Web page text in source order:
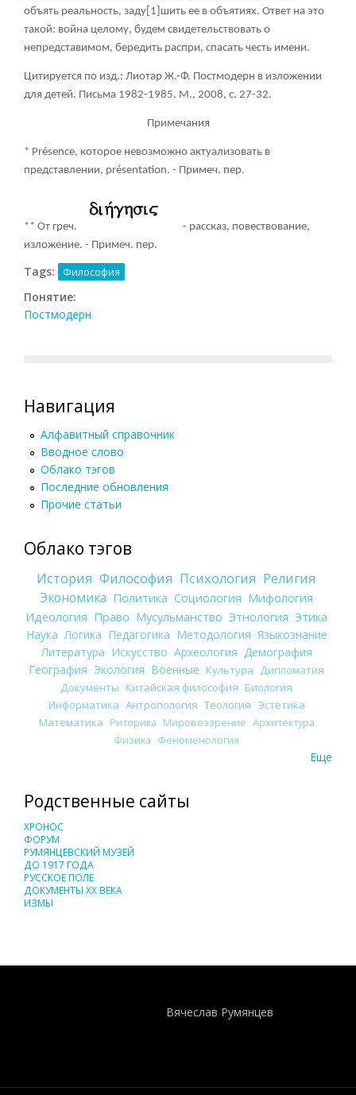
объять реальность, заду [1] шить ее в объятиях. Ответ на это
такой: война целому, будем свидетельствовать о
непредставимом, бередить распри, спасать честь имени.
Цитируется по изд.: Лиотар Ж.-Ф. Постмодерн в изложении
для детей. Письма 1982-1985. М., 2008, с. 27-32.
Примечания
* Présence, которое невозможно актуализовать в
представлении, présentation. - Примеч. пер.
** От греч.
- рассказ, повествование,
изложение. - Примеч. пер.
Tags: Философия
Понятие:
Постмодерн
Навигация
Алфавитный справочник
Вводное слово
Облако тэгов
Последние обновления
Прочие статьи
Облако тэгов
История Философия Психология Религия
Экономика Политика Социология Мифология
Идеология Право Мусульманство Этнология Этика
Наука Логика Педагогика Методология Языкознание
Литература Искусство Археология Демография
География Экология Военные Культура Дипломатия
Документы Китайская философия Биология
Информатика Антропология Теология Эстетика
Математика Риторика Мировоззрение Архитектура
Физика Феноменология
Еще
Родственные сайты
ХРОНОС
ФОРУМ
РУМЯНЦЕВСКИЙ МУЗЕЙ
ДО 1917 ГОДА
РУССКОЕ ПОЛЕ
ДОКУМЕНТЫ XX ВЕКА
ИЗМЫ
Вячеслав Румянцев